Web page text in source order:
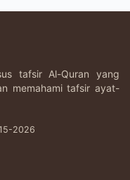
tafsir Al-Quran yang
memahami tafsir ayat-
2026